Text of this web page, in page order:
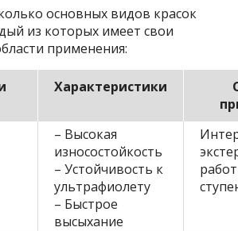
основных видов красок
из которых имеет свои
применения:
Характеристики
– Высокая
износостойкость
– Устойчивость к
ультрафиолету
– Быстрое
высыхание